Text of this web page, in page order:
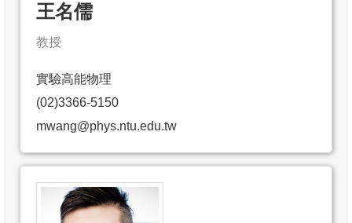
王名儒
教授
實驗高能物理
(02)3366-5150
mwang@phys.ntu.edu.tw